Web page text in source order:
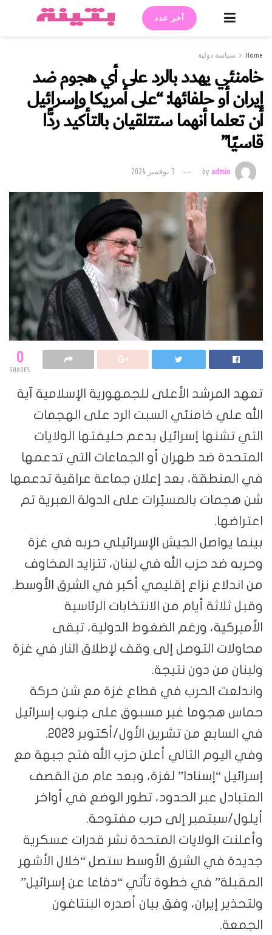
أخر عدد
Home سياسة دولية
خامنئي يهدد بالرد على أي هجوم ضد
إيران أو حلفائها: “على أمريكا وإسرائيل
أن تعلما أنهما ستتلقيان بالتأكيد ردًّا
قاسيًا”
byadmin 3 نوفمبر 2024
0
SHARES
تعهد المرشد الأعلى للجمهورية الإسلامية آية
الله علي خامنئي السبت الرد على الهجمات
التي تشنها إسرائيل بدعم حليفتها الولايات
المتحدة ضد طهران أو الجماعات التي تدعمها
في المنطقة، بعد إعلان جماعة عراقية تدعمها
شن هجمات بالمسيّرات على الدولة العبرية تم
اعتراضها.
بينما يواصل الجيش الإسرائيلي حربه في غزة
وحربه ضد حزب الله في لبنان، تتزايد المخاوف
من اندلاع نزاع إقليمي أكبر في الشرق الأوسط.
وقبل ثلاثة أيام من الانتخابات الرئاسية
الأميركية، ورغم الضغوط الدولية، تبقى
محاولات التوصل إلى وقف لإطلاق النار في غزة
ولبنان من دون نتيجة.
واندلعت الحرب في قطاع غزة مع شن حركة
حماس هجوما غير مسبوق على جنوب إسرائيل
في السابع من تشرين الأول/أكتوبر 2023.
وفي اليوم التالي أعلن حزب الله فتح جبهة مع
إسرائيل “إسنادا” لغزة، وبعد عام من القصف
المتبادل عبر الحدود، تطور الوضع في أواخر
أيلول/سبتمبر إلى حرب مفتوحة.
وأعلنت الولايات المتحدة نشر قدرات عسكرية
جديدة في الشرق الأوسط ستصل “خلال الأشهر
المقبلة” في خطوة تأتي “دفاعا عن إسرائيل”
ولتحذير إيران، وفق بيان أصدره البنتاغون
الجمعة.